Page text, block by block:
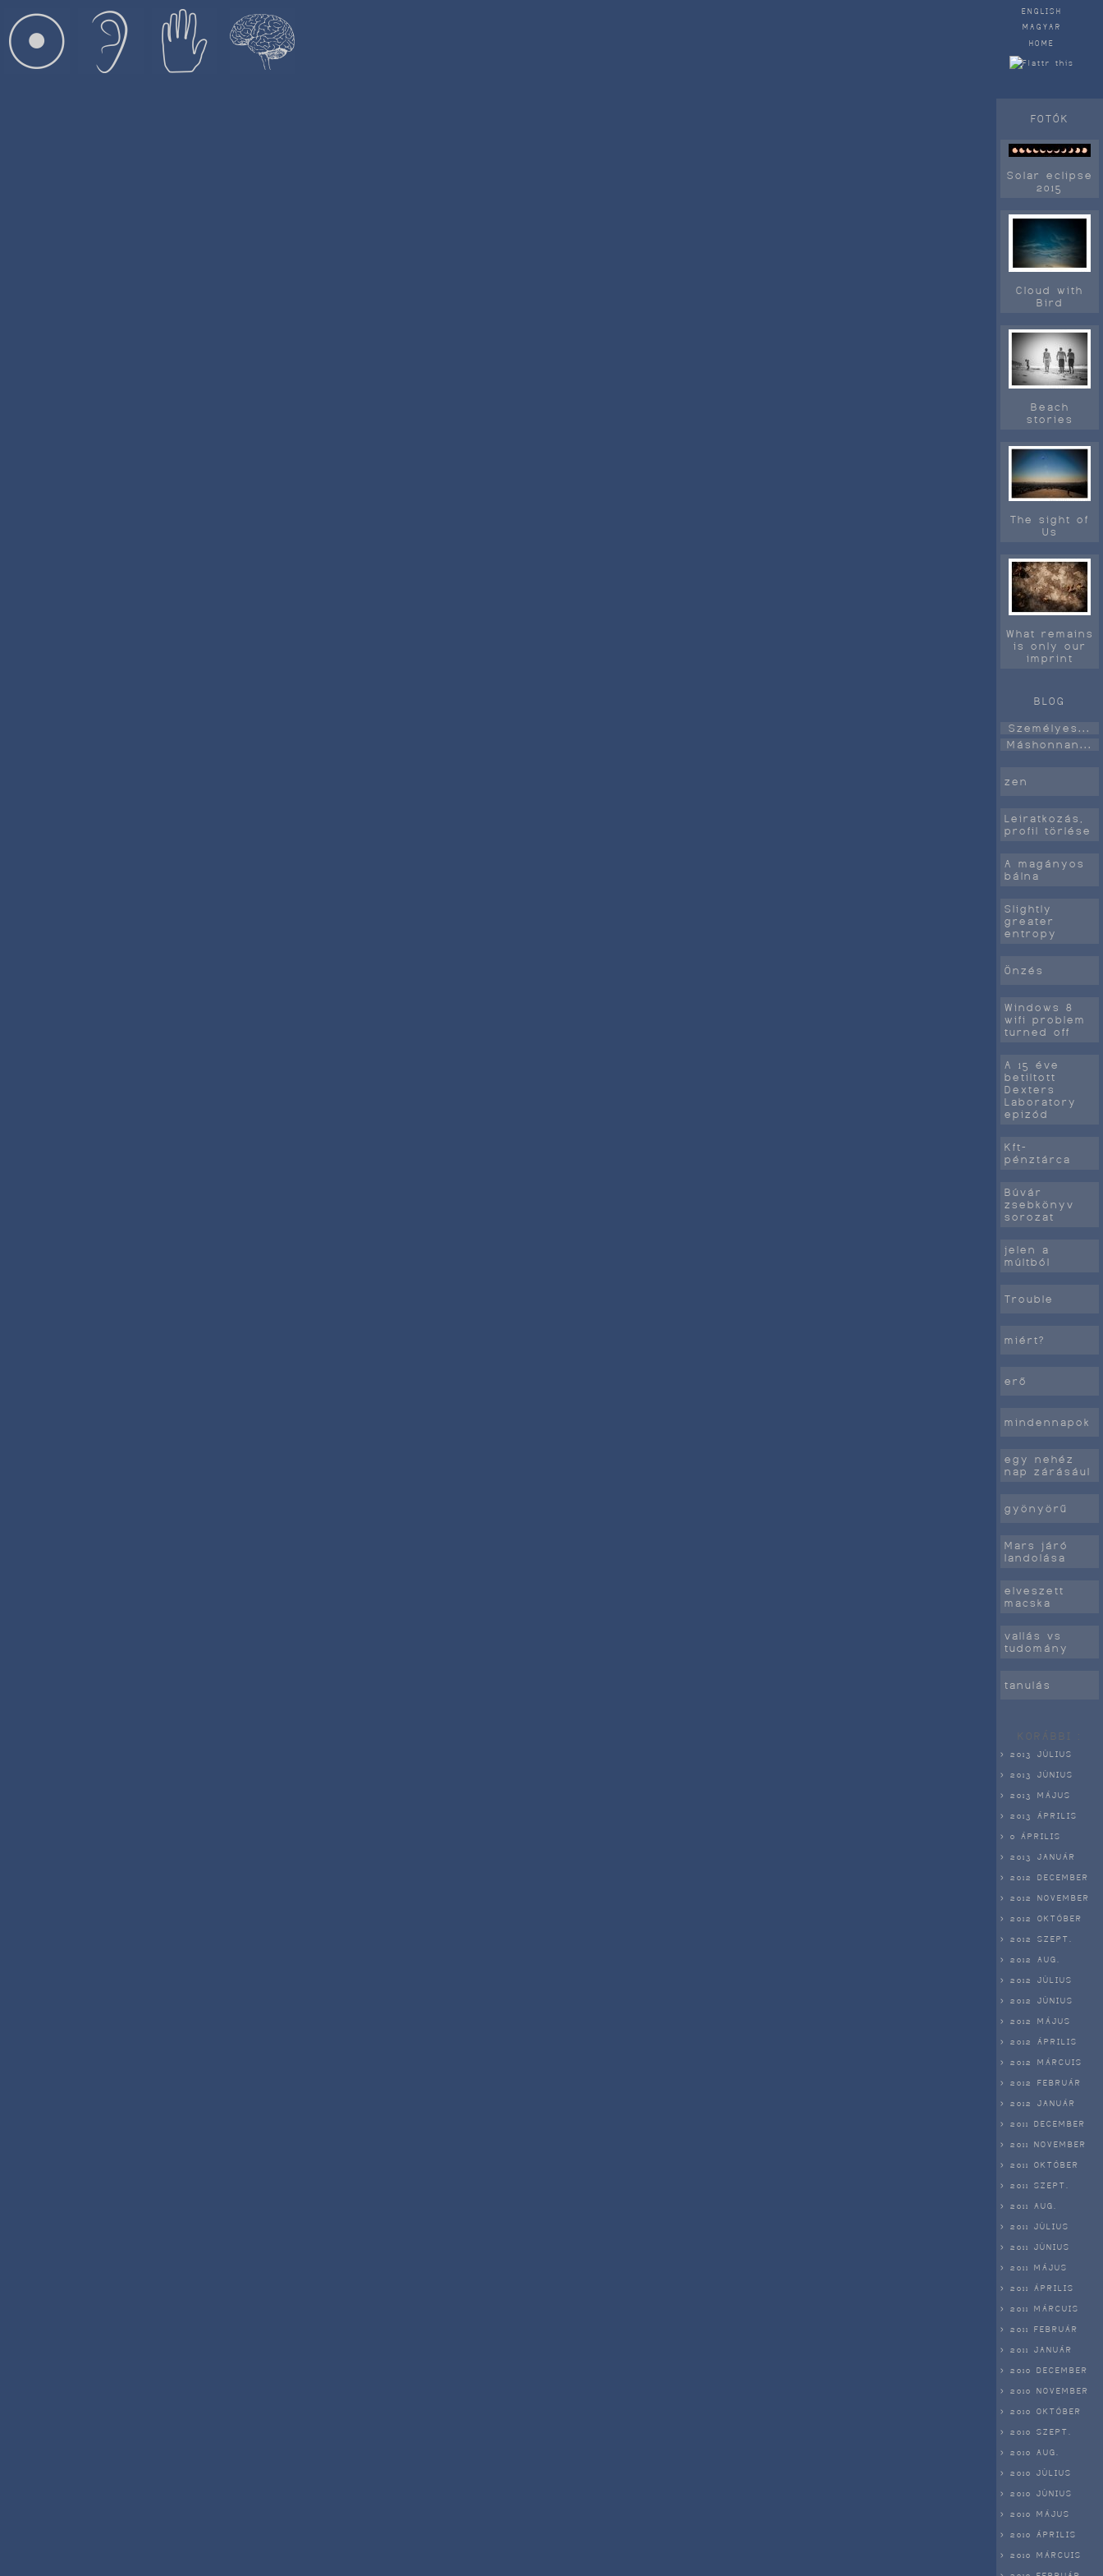
ENGLISH
MAGYAR
HOME
FOTÓK
Solar eclipse
2015
Cloud with
Bird
Beach
stories
The sight of
Us
What remains
is only our
imprint
BLOG
Személyes...
Máshonnan...
zen
Leiratkozás,
profil törlése
A magányos
bálna
Slightly
greater
entropy
Önzés
Windows 8
wifi problem
turned off
A 15 éve
betiltott
Dexters
Laboratory
epizód
Kft-
pénztárca
Búvár
zsebkönyv
sorozat
jelen a
múltból
Trouble
miért?
erő
mindennapok
egy nehéz
nap zárásául
gyönyörű
Mars járó
landolása
elveszett
macska
vallás vs
tudomány
tanulás
KORÁBBI :
> 2013 JÚLIUS
> 2013 JÚNIUS
> 2013 MÁJUS
> 2013 ÁPRILIS
> 0 ÁPRILIS
> 2013 JANUÁR
> 2012 DECEMBER
> 2012 NOVEMBER
> 2012 OKTÓBER
> 2012 SZEPT.
> 2012 AUG.
> 2012 JÚLIUS
> 2012 JÚNIUS
> 2012 MÁJUS
> 2012 ÁPRILIS
> 2012 MÁRCUIS
> 2012 FEBRUÁR
> 2012 JANUÁR
> 2011 DECEMBER
> 2011 NOVEMBER
> 2011 OKTÓBER
> 2011 SZEPT.
> 2011 AUG.
> 2011 JÚLIUS
> 2011 JÚNIUS
> 2011 MÁJUS
> 2011 ÁPRILIS
> 2011 MÁRCUIS
> 2011 FEBRUÁR
> 2011 JANUÁR
> 2010 DECEMBER
> 2010 NOVEMBER
> 2010 OKTÓBER
> 2010 SZEPT.
> 2010 AUG.
> 2010 JÚLIUS
> 2010 JÚNIUS
> 2010 MÁJUS
> 2010 ÁPRILIS
> 2010 MÁRCUIS